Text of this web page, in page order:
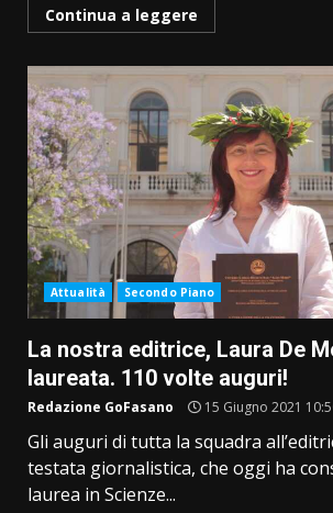
Continua a leggere
Attualità Secondo Piano
La nostra editrice, Laura De
laureata. 110 volte auguri!
Redazione GoFasano 15 Giugno 2021
Gli auguri di tutta la squadra
testata giornalistica, che oggi ha
laurea in Scienze...